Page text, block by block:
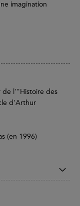
imagination
de l'"Histoire des
d'Arthur
(en 1996)